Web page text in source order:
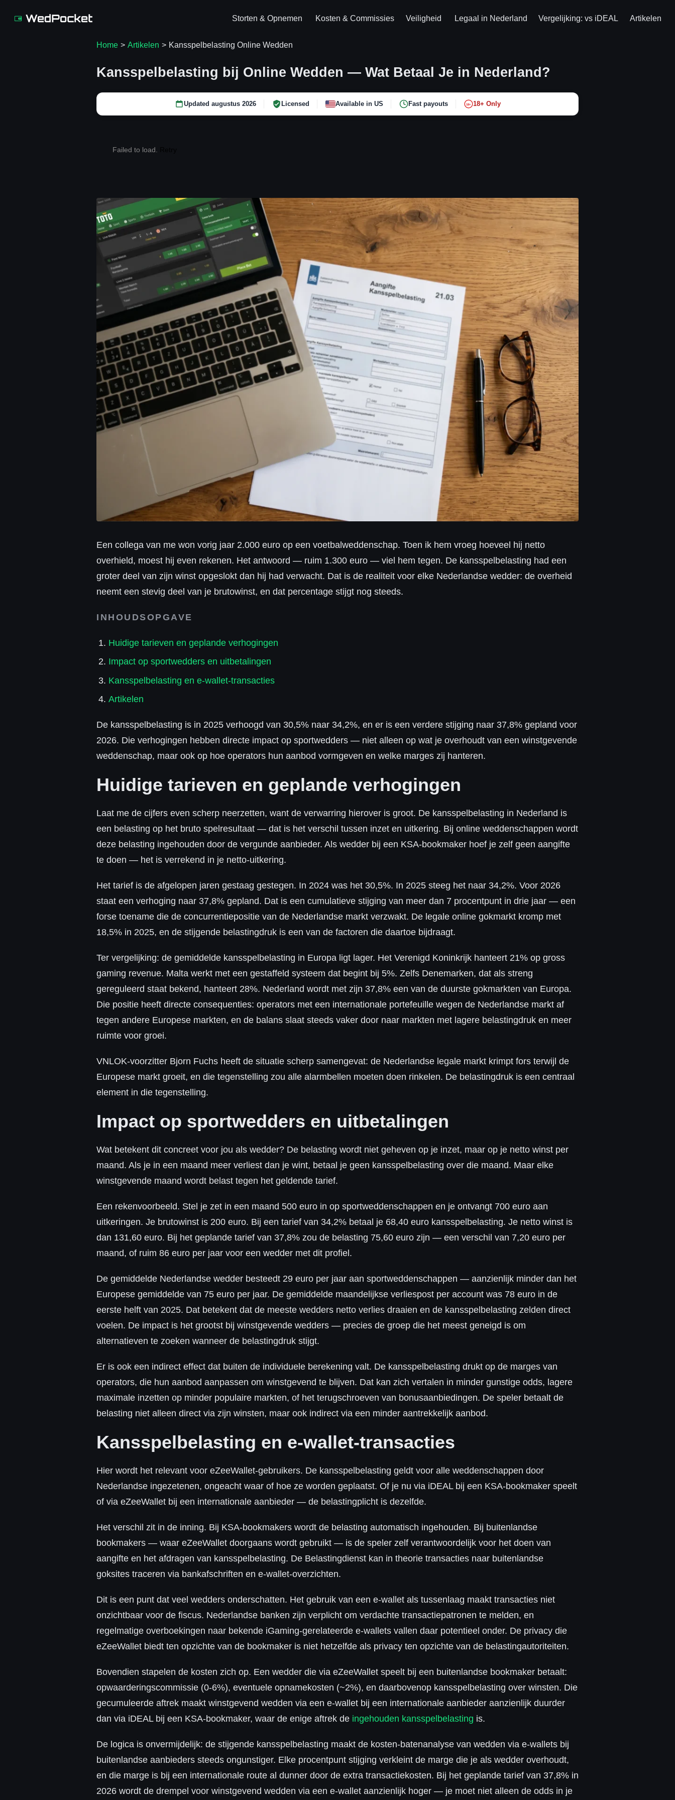
Storten & Opnemen Kosten & Commissies Veiligheid Legaal in Nederland Vergelijking: vs iDEAL Artikelen
Home > Artikelen > Kansspelbelasting Online Wedden
Kansspelbelasting bij Online Wedden — Wat Betaal Je in Nederland?
Updated augustus 2026 Licensed Available in US Fast payouts 18+ 18+ Only
Failed to load.
Een collega van me won vorig jaar 2.000 euro op een voetbalweddenschap. Toen ik hem vroeg hoeveel hij netto
overhield, moest hij even rekenen. Het antwoord — ruim 1.300 euro — viel hem tegen. De kansspelbelasting had een
groter deel van zijn winst opgeslokt dan hij had verwacht. Dat is de realiteit voor elke Nederlandse wedder: de overheid
neemt een stevig deel van je brutowinst, en dat percentage stijgt nog steeds.
INHOUDSOPGAVE
Huidige tarieven en geplande verhogingen
Impact op sportwedders en uitbetalingen
Kansspelbelasting en e-wallet-transacties
Artikelen
De kansspelbelasting is in 2025 verhoogd van 30,5% naar 34,2%, en er is een verdere stijging naar 37,8% gepland voor
2026. Die verhogingen hebben directe impact op sportwedders — niet alleen op wat je overhoudt van een winstgevende
weddenschap, maar ook op hoe operators hun aanbod vormgeven en welke marges zij hanteren.
Huidige tarieven en geplande verhogingen
Laat me de cijfers even scherp neerzetten, want de verwarring hierover is groot. De kansspelbelasting in Nederland is
een belasting op het bruto spelresultaat — dat is het verschil tussen inzet en uitkering. Bij online weddenschappen wordt
deze belasting ingehouden door de vergunde aanbieder. Als wedder bij een KSA-bookmaker hoef je zelf geen aangifte
te doen — het is verrekend in je netto-uitkering.
Het tarief is de afgelopen jaren gestaag gestegen. In 2024 was het 30,5%. In 2025 steeg het naar 34,2%. Voor 2026
staat een verhoging naar 37,8% gepland. Dat is een cumulatieve stijging van meer dan 7 procentpunt in drie jaar — een
forse toename die de concurrentiepositie van de Nederlandse markt verzwakt. De legale online gokmarkt kromp met
18,5% in 2025, en de stijgende belastingdruk is een van de factoren die daartoe bijdraagt.
Ter vergelijking: de gemiddelde kansspelbelasting in Europa ligt lager. Het Verenigd Koninkrijk hanteert 21% op gross
gaming revenue. Malta werkt met een gestaffeld systeem dat begint bij 5%. Zelfs Denemarken, dat als streng
gereguleerd staat bekend, hanteert 28%. Nederland wordt met zijn 37,8% een van de duurste gokmarkten van Europa.
Die positie heeft directe consequenties: operators met een internationale portefeuille wegen de Nederlandse markt af
tegen andere Europese markten, en de balans slaat steeds vaker door naar markten met lagere belastingdruk en meer
ruimte voor groei.
VNLOK-voorzitter Bjorn Fuchs heeft de situatie scherp samengevat: de Nederlandse legale markt krimpt fors terwijl de
Europese markt groeit, en die tegenstelling zou alle alarmbellen moeten doen rinkelen. De belastingdruk is een centraal
element in die tegenstelling.
Impact op sportwedders en uitbetalingen
Wat betekent dit concreet voor jou als wedder? De belasting wordt niet geheven op je inzet, maar op je netto winst per
maand. Als je in een maand meer verliest dan je wint, betaal je geen kansspelbelasting over die maand. Maar elke
winstgevende maand wordt belast tegen het geldende tarief.
Een rekenvoorbeeld. Stel je zet in een maand 500 euro in op sportweddenschappen en je ontvangt 700 euro aan
uitkeringen. Je brutowinst is 200 euro. Bij een tarief van 34,2% betaal je 68,40 euro kansspelbelasting. Je netto winst is
dan 131,60 euro. Bij het geplande tarief van 37,8% zou de belasting 75,60 euro zijn — een verschil van 7,20 euro per
maand, of ruim 86 euro per jaar voor een wedder met dit profiel.
De gemiddelde Nederlandse wedder besteedt 29 euro per jaar aan sportweddenschappen — aanzienlijk minder dan het
Europese gemiddelde van 75 euro per jaar. De gemiddelde maandelijkse verliespost per account was 78 euro in de
eerste helft van 2025. Dat betekent dat de meeste wedders netto verlies draaien en de kansspelbelasting zelden direct
voelen. De impact is het grootst bij winstgevende wedders — precies de groep die het meest geneigd is om
alternatieven te zoeken wanneer de belastingdruk stijgt.
Er is ook een indirect effect dat buiten de individuele berekening valt. De kansspelbelasting drukt op de marges van
operators, die hun aanbod aanpassen om winstgevend te blijven. Dat kan zich vertalen in minder gunstige odds, lagere
maximale inzetten op minder populaire markten, of het terugschroeven van bonusaanbiedingen. De speler betaalt de
belasting niet alleen direct via zijn winsten, maar ook indirect via een minder aantrekkelijk aanbod.
Kansspelbelasting en e-wallet-transacties
Hier wordt het relevant voor eZeeWallet-gebruikers. De kansspelbelasting geldt voor alle weddenschappen door
Nederlandse ingezetenen, ongeacht waar of hoe ze worden geplaatst. Of je nu via iDEAL bij een KSA-bookmaker speelt
of via eZeeWallet bij een internationale aanbieder — de belastingplicht is dezelfde.
Het verschil zit in de inning. Bij KSA-bookmakers wordt de belasting automatisch ingehouden. Bij buitenlandse
bookmakers — waar eZeeWallet doorgaans wordt gebruikt — is de speler zelf verantwoordelijk voor het doen van
aangifte en het afdragen van kansspelbelasting. De Belastingdienst kan in theorie transacties naar buitenlandse
goksites traceren via bankafschriften en e-wallet-overzichten.
Dit is een punt dat veel wedders onderschatten. Het gebruik van een e-wallet als tussenlaag maakt transacties niet
onzichtbaar voor de fiscus. Nederlandse banken zijn verplicht om verdachte transactiepatronen te melden, en
regelmatige overboekingen naar bekende iGaming-gerelateerde e-wallets vallen daar potentieel onder. De privacy die
eZeeWallet biedt ten opzichte van de bookmaker is niet hetzelfde als privacy ten opzichte van de belastingautoriteiten.
Bovendien stapelen de kosten zich op. Een wedder die via eZeeWallet speelt bij een buitenlandse bookmaker betaalt:
opwaarderingscommissie (0-6%), eventuele opnamekosten (~2%), en daarbovenop kansspelbelasting over winsten. Die
gecumuleerde aftrek maakt winstgevend wedden via een e-wallet bij een internationale aanbieder aanzienlijk duurder
dan via iDEAL bij een KSA-bookmaker, waar de enige aftrek de ingehouden kansspelbelasting is.
De logica is onvermijdelijk: de stijgende kansspelbelasting maakt de kosten-batenanalyse van wedden via e-wallets bij
buitenlandse aanbieders steeds ongunstiger. Elke procentpunt stijging verkleint de marge die je als wedder overhoudt,
en die marge is bij een internationale route al dunner door de extra transactiekosten. Bij het geplande tarief van 37,8% in
2026 wordt de drempel voor winstgevend wedden via een e-wallet aanzienlijk hoger — je moet niet alleen de odds in je